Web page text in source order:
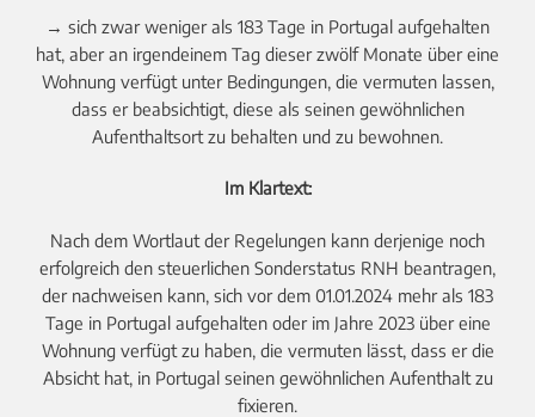
→ sich zwar weniger als 183 Tage in Portugal aufgehalten
hat, aber an irgendeinem Tag dieser zwölf Monate über eine
Wohnung verfügt unter Bedingungen, die vermuten lassen,
dass er beabsichtigt, diese als seinen gewöhnlichen
Aufenthaltsort zu behalten und zu bewohnen.
Im Klartext:
Nach dem Wortlaut der Regelungen kann derjenige noch
erfolgreich den steuerlichen Sonderstatus RNH beantragen,
der nachweisen kann, sich vor dem 01.01.2024 mehr als 183
Tage in Portugal aufgehalten oder im Jahre 2023 über eine
Wohnung verfügt zu haben, die vermuten lässt, dass er die
Absicht hat, in Portugal seinen gewöhnlichen Aufenthalt zu
fixieren.